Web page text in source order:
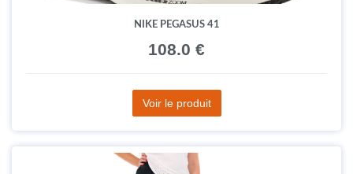
NIKE PEGASUS 41
108.0 €
Voir le produit